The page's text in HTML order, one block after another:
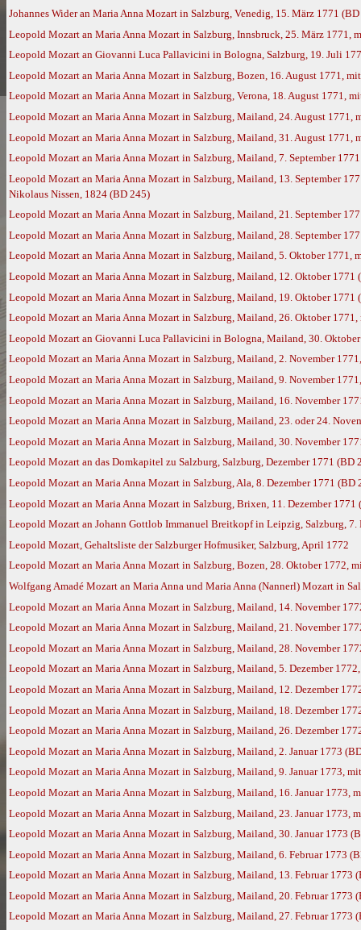
Johannes Wider an Maria Anna Mozart in Salzburg, Venedig, 15. März 1771
Leopold Mozart an Maria Anna Mozart in Salzburg, Innsbruck, 25. März 1771,
Leopold Mozart an Giovanni Luca Pallavicini in Bologna, Salzburg, 19. Juli
Leopold Mozart an Maria Anna Mozart in Salzburg, Bozen, 16. August 1771,
Leopold Mozart an Maria Anna Mozart in Salzburg, Verona, 18. August 1771,
Leopold Mozart an Maria Anna Mozart in Salzburg, Mailand, 24. August
Leopold Mozart an Maria Anna Mozart in Salzburg, Mailand, 31. August
Leopold Mozart an Maria Anna Mozart in Salzburg, Mailand, 7. September
Leopold Mozart an Maria Anna Mozart in Salzburg, Mailand, 13. September
Nikolaus Nissen, 1824 (BD 245)
Leopold Mozart an Maria Anna Mozart in Salzburg, Mailand, 21. September
Leopold Mozart an Maria Anna Mozart in Salzburg, Mailand, 28. September
Leopold Mozart an Maria Anna Mozart in Salzburg, Mailand, 5. Oktober 1771,
Leopold Mozart an Maria Anna Mozart in Salzburg, Mailand, 12. Oktober 1771
Leopold Mozart an Maria Anna Mozart in Salzburg, Mailand, 19. Oktober 1771
Leopold Mozart an Maria Anna Mozart in Salzburg, Mailand, 26. Oktober
Leopold Mozart an Giovanni Luca Pallavicini in Bologna, Mailand, 30.
Leopold Mozart an Maria Anna Mozart in Salzburg, Mailand, 2. November
Leopold Mozart an Maria Anna Mozart in Salzburg, Mailand, 9. November
Leopold Mozart an Maria Anna Mozart in Salzburg, Mailand, 16. November
Leopold Mozart an Maria Anna Mozart in Salzburg, Mailand, 23. oder 24.
Leopold Mozart an Maria Anna Mozart in Salzburg, Mailand, 30. November
Leopold Mozart an das Domkapitel zu Salzburg, Salzburg, Dezember 1771 (BD
Leopold Mozart an Maria Anna Mozart in Salzburg, Ala, 8. Dezember 1771 (BD
Leopold Mozart an Maria Anna Mozart in Salzburg, Brixen, 11. Dezember 1771
Leopold Mozart an Johann Gottlob Immanuel Breitkopf in Leipzig, Salzburg, 7.
Leopold Mozart, Gehaltsliste der Salzburger Hofmusiker, Salzburg, April 1772
Leopold Mozart an Maria Anna Mozart in Salzburg, Bozen, 28. Oktober 1772,
Wolfgang Amadé Mozart an Maria Anna und Maria Anna (Nannerl) Mozart in
Leopold Mozart an Maria Anna Mozart in Salzburg, Mailand, 14. November
Leopold Mozart an Maria Anna Mozart in Salzburg, Mailand, 21. November
Leopold Mozart an Maria Anna Mozart in Salzburg, Mailand, 28. November
Leopold Mozart an Maria Anna Mozart in Salzburg, Mailand, 5. Dezember
Leopold Mozart an Maria Anna Mozart in Salzburg, Mailand, 12. Dezember
Leopold Mozart an Maria Anna Mozart in Salzburg, Mailand, 18. Dezember
Leopold Mozart an Maria Anna Mozart in Salzburg, Mailand, 26. Dezember
Leopold Mozart an Maria Anna Mozart in Salzburg, Mailand, 2. Januar 1773
Leopold Mozart an Maria Anna Mozart in Salzburg, Mailand, 9. Januar 1773,
Leopold Mozart an Maria Anna Mozart in Salzburg, Mailand, 16. Januar 1773,
Leopold Mozart an Maria Anna Mozart in Salzburg, Mailand, 23. Januar 1773,
Leopold Mozart an Maria Anna Mozart in Salzburg, Mailand, 30. Januar 1773
Leopold Mozart an Maria Anna Mozart in Salzburg, Mailand, 6. Februar 1773
Leopold Mozart an Maria Anna Mozart in Salzburg, Mailand, 13. Februar 1773
Leopold Mozart an Maria Anna Mozart in Salzburg, Mailand, 20. Februar 1773
Leopold Mozart an Maria Anna Mozart in Salzburg, Mailand, 27. Februar 1773